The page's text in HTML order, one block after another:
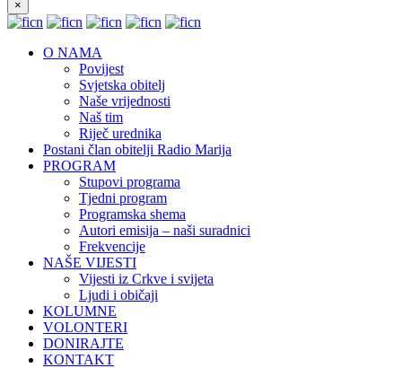
×
O NAMA
Povijest
Svjetska obitelj
Naše vrijednosti
Naš tim
Riječ urednika
Postani član obitelji Radio Marija
PROGRAM
Stupovi programa
Tjedni program
Programska shema
Autori emisija – naši suradnici
Frekvencije
NAŠE VIJESTI
Vijesti iz Crkve i svijeta
Ljudi i običaji
KOLUMNE
VOLONTERI
DONIRAJTE
KONTAKT